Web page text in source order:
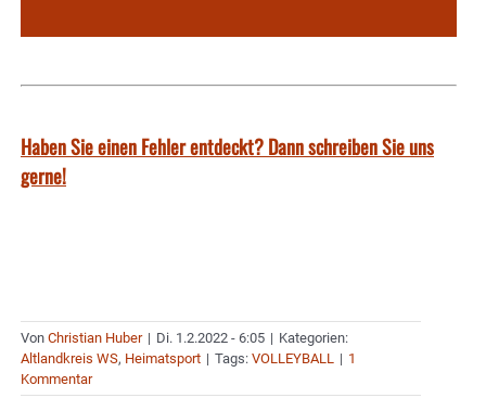
Haben Sie einen Fehler entdeckt? Dann schreiben Sie uns
gerne!
Von Christian Huber | Di. 1.2.2022 - 6:05 | Kategorien:
Altlandkreis WS, Heimatsport | Tags: VOLLEYBALL | 1
Kommentar